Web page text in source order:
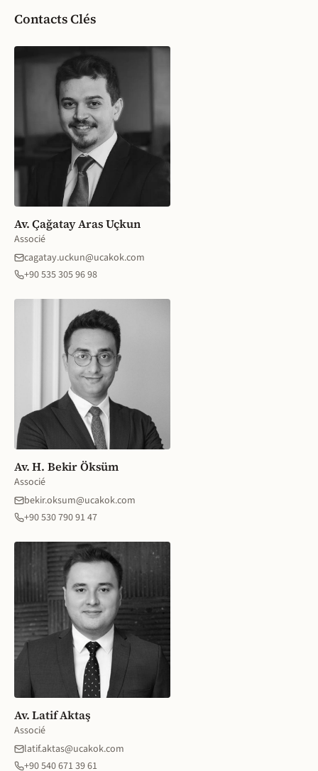
Contacts Clés
Av. Çağatay Aras Uçkun
Associé
cagatay.uckun@ucakok.com
+90 535 305 96 98
Av. H. Bekir Öksüm
Associé
bekir.oksum@ucakok.com
+90 530 790 91 47
Av. Latif Aktaş
Associé
latif.aktas@ucakok.com
+90 540 671 39 61